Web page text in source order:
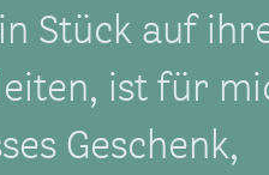
Stück auf
ist für
Geschenk,